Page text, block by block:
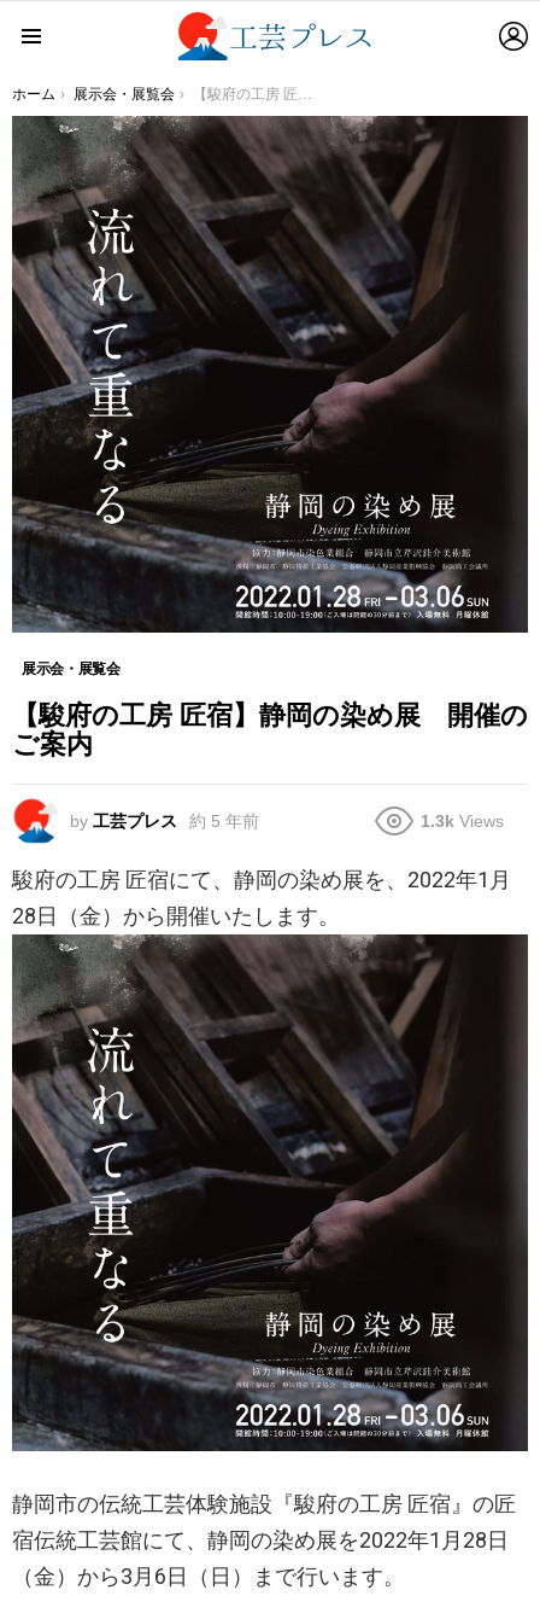
You are here:
ホーム 展示会・展覧会 【駿府の工房 匠宿】静岡の染め展 開催のご案内
展示会・展覧会
【駿府の工房 匠宿】静岡の染め展 開催の
ご案内
by 工芸プレス 約 5 年前 1.3k Views
駿府の工房 匠宿にて、静岡の染め展を、2022年1月
28日（金）から開催いたします。
静岡市の伝統工芸体験施設『駿府の工房 匠宿』の匠
宿伝統工芸館にて、静岡の染め展を2022年1月28日
（金）から3月6日（日）まで行います。